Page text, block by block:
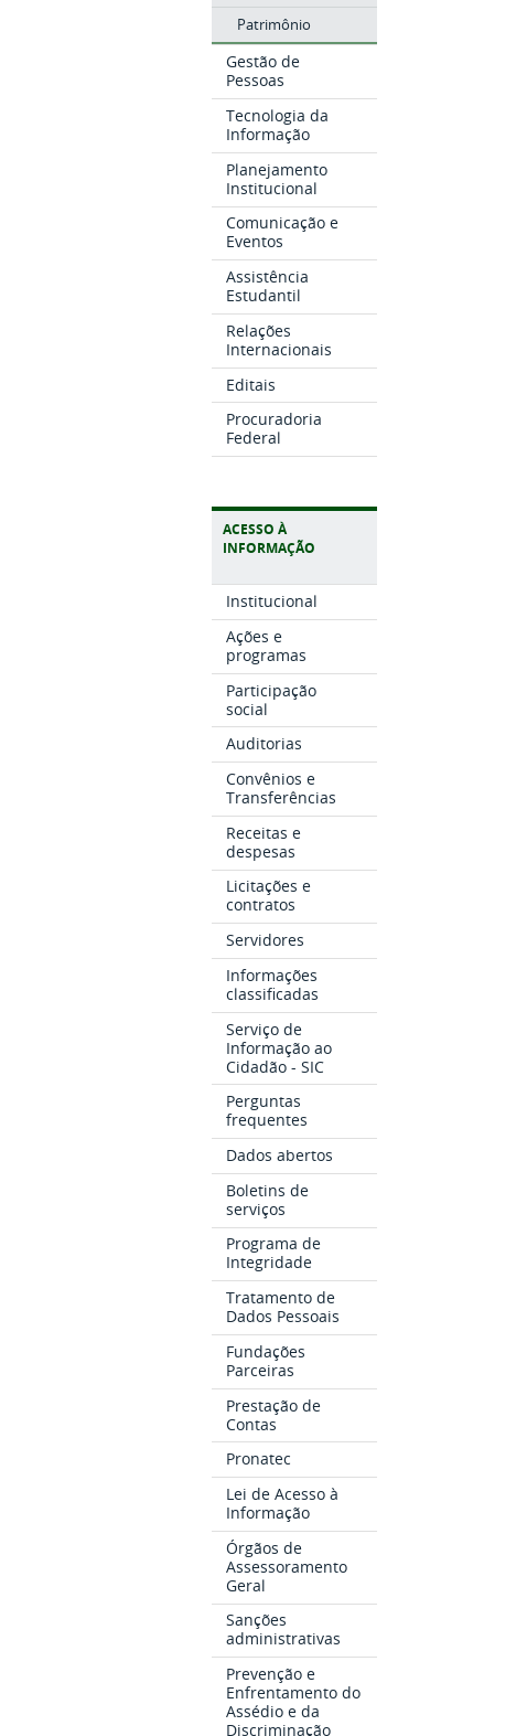
Patrimônio
Gestão de
Pessoas
Tecnologia da
Informação
Planejamento
Institucional
Comunicação e
Eventos
Assistência
Estudantil
Relações
Internacionais
Editais
Procuradoria
Federal
ACESSO À
INFORMAÇÃO
Institucional
Ações e
programas
Participação
social
Auditorias
Convênios e
Transferências
Receitas e
despesas
Licitações e
contratos
Servidores
Informações
classificadas
Serviço de
Informação ao
Cidadão - SIC
Perguntas
frequentes
Dados abertos
Boletins de
serviços
Programa de
Integridade
Tratamento de
Dados Pessoais
Fundações
Parceiras
Prestação de
Contas
Pronatec
Lei de Acesso à
Informação
Órgãos de
Assessoramento
Geral
Sanções
administrativas
Prevenção e
Enfrentamento do
Assédio e da
Discriminação